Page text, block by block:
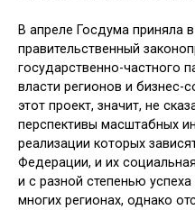
В апреле Госдума приняла
правительственный
государственно-част­ного
власти регионов и
этот проект, значит, не
перспек­тивы масштабных
реализации которых
Федерации, и их
и с разной степенью
многих регионах, однако